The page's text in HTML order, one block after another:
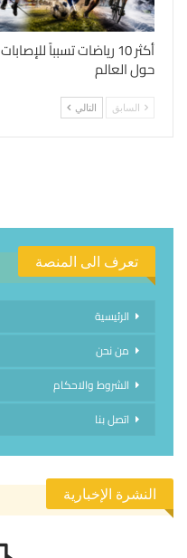
أكثر 10 رياضات تسبباً للإصابات
حول العالم
السابق التالي
تعرف الى المنصة
الرئيسية
من نحن
الشروط والاحكام
اتصل بنا
النشرة الإخبارية